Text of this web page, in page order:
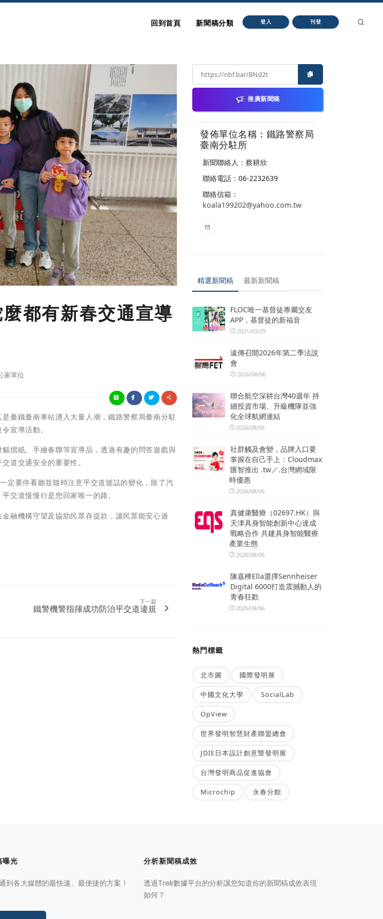
回到首頁 新聞稿分類 登入 刊登
都有新春交通宣導
家單位
臺鐵臺南車站湧入大量人潮，鐵路警察局臺南分駐
宣導活動。
摺紙、手繪春聯等宣導品，透過有趣的問答遊戲與
道交通安全的重要性。
定要停看聽並隨時注意平交道號誌的變化，除了汽
交道慢慢行是您回家唯一的路。
融機構守望及協助民眾存提款，讓民眾能安心過
下一篇
鐵警機警指揮成功防治平交道違規
推廣新聞稿
發佈單位名稱：鐵路警察局
臺南分駐所
新聞聯絡人：蔡耕欣
聯絡電話：06-2232639
聯絡信箱：
koala199202@yahoo.com.tw
精選新聞稿 最新新聞稿
FLOC唯一基督徒專屬交友
APP，基督徒的新福音
2021/03/29
遠傳召開2026年第二季法說
會
2026/08/06
聯合航空深耕台灣40週年 持
續投資市場、升級機隊並強
化全球航網連結
2026/08/06
社群觸及會變，品牌入口要
掌握在自己手上：Cloudmax
匯智推出 .tw／.台灣網域限
時優惠
2026/08/06
真健康醫療（02697.HK）與
天津具身智能創新中心達成
戰略合作 共建具身智能醫療
產業生態
2026/08/06
陳嘉樺Ella選擇Sennheiser
Digital 6000打造震撼動人的
青春狂歡
2026/08/06
熱門標籤
北市圖 國際發明展
中國文化大學 SocialLab
OpView
世界發明智慧財產聯盟總會
JDIE日本設計創意暨發明展
台灣發明商品促進協會
Microchip 永春分館
曝光
到各大媒體的最快速、最便捷的方案！
分析新聞稿成效
透過Trek數據平台的分析讓您知道你的新聞稿成效表現
如何？